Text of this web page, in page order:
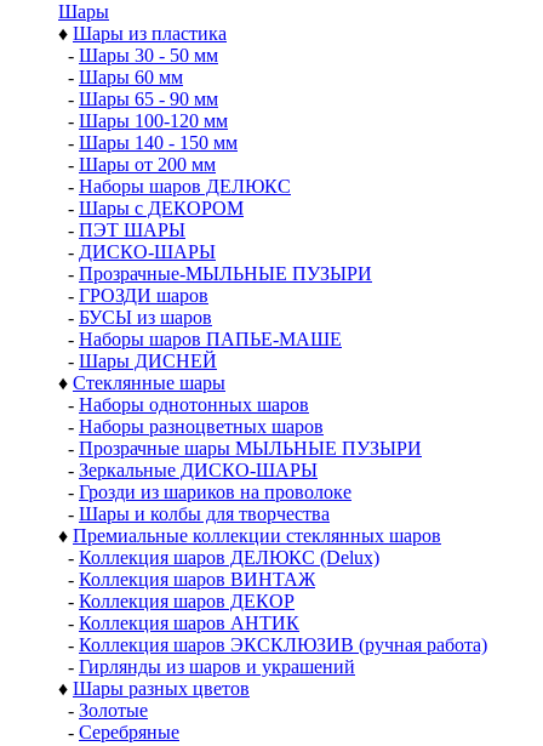
Шары
♦ Шары из пластика
- Шары 30 - 50 мм
- Шары 60 мм
- Шары 65 - 90 мм
- Шары 100-120 мм
- Шары 140 - 150 мм
- Шары от 200 мм
- Наборы шаров ДЕЛЮКС
- Шары с ДЕКОРОМ
- ПЭТ ШАРЫ
- ДИСКО-ШАРЫ
- Прозрачные-МЫЛЬНЫЕ ПУЗЫРИ
- ГРОЗДИ шаров
- БУСЫ из шаров
- Наборы шаров ПАПЬЕ-МАШЕ
- Шары ДИСНЕЙ
♦ Стеклянные шары
- Наборы однотонных шаров
- Наборы разноцветных шаров
- Прозрачные шары МЫЛЬНЫЕ ПУЗЫРИ
- Зеркальные ДИСКО-ШАРЫ
- Грозди из шариков на проволоке
- Шары и колбы для творчества
♦ Премиальные коллекции стеклянных шаров
- Коллекция шаров ДЕЛЮКС (Delux)
- Коллекция шаров ВИНТАЖ
- Коллекция шаров ДЕКОР
- Коллекция шаров АНТИК
- Коллекция шаров ЭКСКЛЮЗИВ (ручная работа)
- Гирлянды из шаров и украшений
♦ Шары разных цветов
- Золотые
- Серебряные